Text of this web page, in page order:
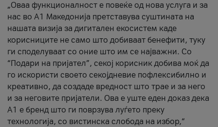
„Оваа функционалност е повеќе од нова услуга и за
нас во А1 Македонија претставува суштината на
нашата визија за дигитален екосистем каде
корисниците не само што добиваат бенефити, туку
ги споделуваат со оние што им се најважни. Со
“Подари на пријател”, секој корисник добива моќ да
го искористи своето секојдневие пофлексибилно и
креативно, да создаде вредност што трае и за него
и за неговите пријатели. Ова е уште еден доказ дека
А1 е бренд што ги поврзува луѓето преку
технологија, со вистинска слобода на избор,“